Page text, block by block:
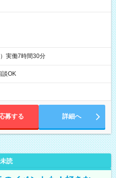
実働7時間30分
OK
募する 詳細へ
未読